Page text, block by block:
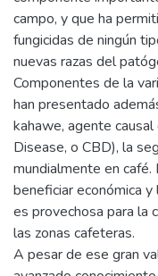
campo, y que ha
fungicidas de ningún
nuevas razas del
Componentes de la
han presentado
kahawe, agente
Disease, o CBD), la
mundialmente en café.
beneficiar económica
es provechosa para la
las zonas cafeteras.
A pesar de ese gran